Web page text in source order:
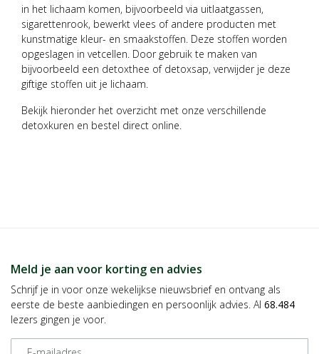
in het lichaam komen, bijvoorbeeld via uitlaatgassen,
sigarettenrook, bewerkt vlees of andere producten met
kunstmatige kleur- en smaakstoffen. Deze stoffen worden
opgeslagen in vetcellen. Door gebruik te maken van
bijvoorbeeld een detoxthee of detoxsap, verwijder je deze
giftige stoffen uit je lichaam.
Bekijk hieronder het overzicht met onze verschillende
detoxkuren en bestel direct online.
Meld je aan voor korting en advies
Schrijf je in voor onze wekelijkse nieuwsbrief en ontvang als
eerste de beste aanbiedingen en persoonlijk advies. Al 68.484
lezers gingen je voor.
E-mailadres